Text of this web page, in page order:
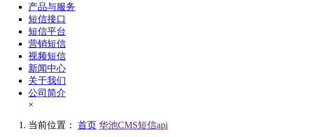
产品与服务
短信接口
短信平台
营销短信
视频短信
新闻中心
关于我们
公司简介
×
当前位置： 首页 华池CMS短信api